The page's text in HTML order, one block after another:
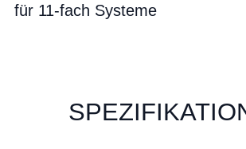
für 11-fach Systeme